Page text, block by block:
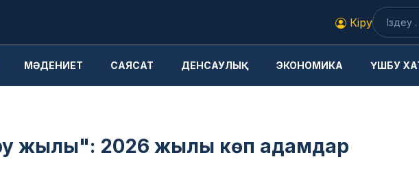
Кіру
МӘДЕНИЕТ САЯСАТ ДЕНСАУЛЫҚ ЭКОНОМИКА ҮШБУ
жылы": 2026 жылы көп адамдар